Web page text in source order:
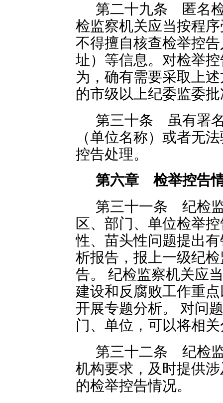
第二十九条 匿名
检监察机关应当按程
不得擅自核查检举控
址）等信息。对检举
为，确有需要采取上
的市级以上纪委监委
第三十条 虽有署
（单位名称）或者无
控告处理。
第六章 检举控告
第三十一条 纪检
区、部门、单位检举
性、苗头性问题提出
析报告，报上一级纪
告。 纪检监察机关应
建设和反腐败工作重
开展专题分析。 对问
门、单位，可以将相
第三十二条 纪检
机构要求，及时提供
的检举控告情况。